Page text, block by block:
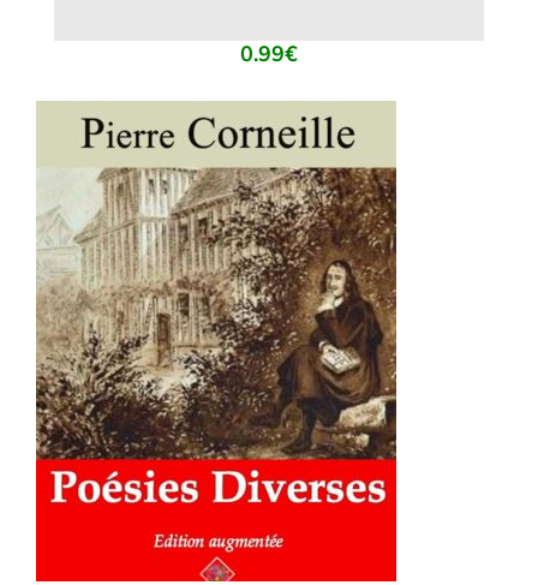
0.99€
AJOUTER AU PANIER / DÉTAILS